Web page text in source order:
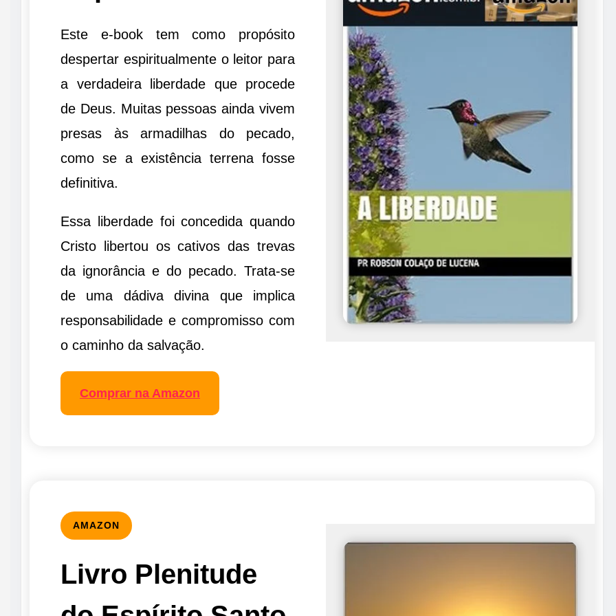
Este e-book tem como propósito
despertar espiritualmente o leitor para
a verdadeira liberdade que procede
de Deus. Muitas pessoas ainda vivem
presas às armadilhas do pecado,
como se a existência terrena fosse
definitiva.
Essa liberdade foi concedida quando
Cristo libertou os cativos das trevas
da ignorância e do pecado. Trata-se
de uma dádiva divina que implica
responsabilidade e compromisso com
o caminho da salvação.
Comprar na Amazon
AMAZON
Livro Plenitude